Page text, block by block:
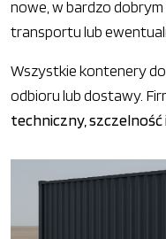
nowe, w bardzo
transportu lub
Wszystkie kontenery
odbioru lub dostawy.
techniczny,